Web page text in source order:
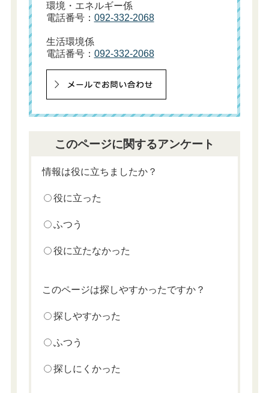
環境・エネルギー係
電話番号： 092-332-2068
生活環境係
電話番号： 092-332-2068
このページに関するアンケート
情報は役に立ちましたか？
役に立った
ふつう
役に立たなかった
このページは探しやすかったですか？
探しやすかった
ふつう
探しにくかった